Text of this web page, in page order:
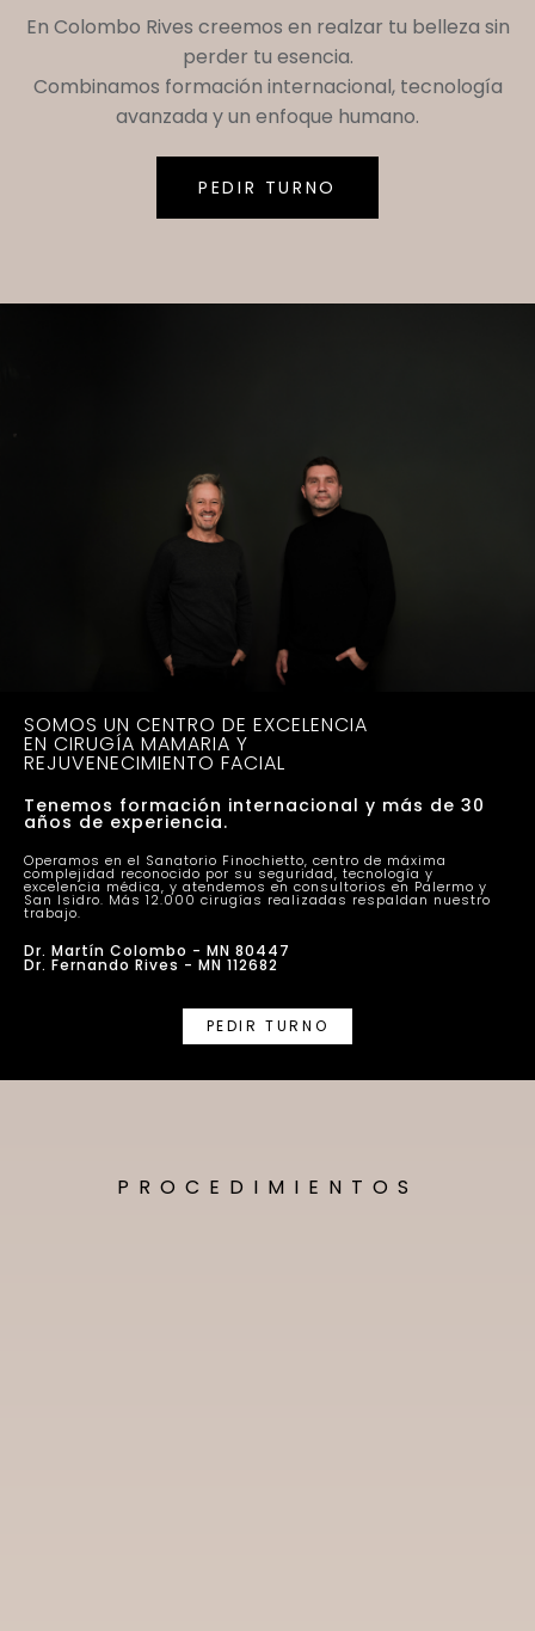
En Colombo Rives creemos en realzar tu belleza sin
perder tu esencia.
Combinamos formación internacional, tecnología
avanzada y un enfoque humano.
PEDIR TURNO
SOMOS UN CENTRO DE EXCELENCIA
EN CIRUGÍA MAMARIA Y
REJUVENECIMIENTO FACIAL
Tenemos formación internacional y más de 30
años de experiencia.
Operamos en el Sanatorio Finochietto, centro de máxima
complejidad reconocido por su seguridad, tecnología y
excelencia médica, y atendemos en consultorios en Palermo y
San Isidro. Más 12.000 cirugías realizadas respaldan nuestro
trabajo.
Dr. Martín Colombo - MN 80447
Dr. Fernando Rives - MN 112682
PEDIR TURNO
PROCEDIMIENTOS